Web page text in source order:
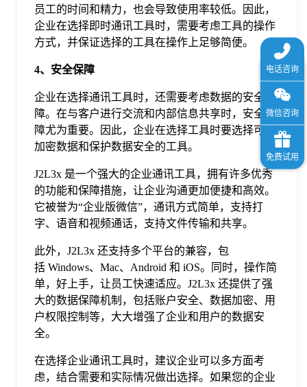
员工的时间和精力，也会导致使用率较低。因此，
企业在选择即时通讯工具时，需要考虑工具的操作
方式，并保证选择的工具在操作上足够简便。
4、安全保障
企业在选择通讯工具时，还需要考虑数据的安全保
障。在与客户进行交流和内部信息共享时，安全保
障尤为重要。因此，企业在选择工具时要选择可以
加密数据和保护数据安全的工具。
J2L3x 是一个强大的企业通讯工具，拥有许多优秀
的功能和保障措施，让企业沟通更加便捷和高效。
它被誉为“企业版微信”，通讯方式简单，支持打
字、语音和视频通话，支持文件传输和共享。
此外，J2L3x 还支持多个平台的兼容，包
括 Windows、Mac、Android 和 iOS。同时，操作简
单，好上手，让员工快速适应。J2L3x 还提供了强
大的数据保障机制，包括账户安全、数据加密、用
户权限控制等，大大增强了企业和用户的数据安
全。
在选择企业通讯工具时，建议企业可以多方面考
虑，结合需要和实际情况做出选择。如果您的企业